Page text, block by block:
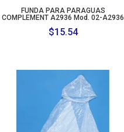
FUNDA PARA PARAGUAS
COMPLEMENT A2936 Mod. 02-A2936
$15.54